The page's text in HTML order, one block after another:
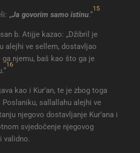
„Ja govorim samo istinu.“
15
b. Atijje kazao: „Džibril je
alejhi ve sellem, dostavljao
njemu, baš kao što ga je
16
kao i Kur’an, te je zbog toga
sallallahu alejhi ve
njegovo dostavljanje Kur’ana i
svjedočenje njegovog
validno.